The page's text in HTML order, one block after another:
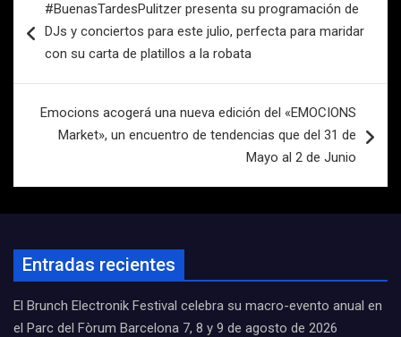
de
entradas
#BuenasTardesPulitzer presenta su programación de
DJs y conciertos para este julio, perfecta para maridar
con su carta de platillos a la robata
Emocions acogerá una nueva edición del «EMOCIONS
Market», un encuentro de tendencias que del 31 de
Mayo al 2 de Junio
Entradas recientes
El Brunch Electronik Festival celebra su macro-evento anual en
el Parc del Fòrum Barcelona 7, 8 y 9 de agosto de 2026